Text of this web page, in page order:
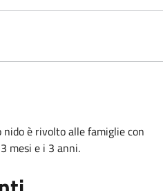
nido è rivolto alle famiglie con
mesi e i 3 anni.